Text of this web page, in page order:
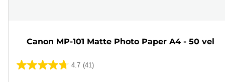
Canon MP-101 Matte Photo Paper A4 - 50 vel
4.7 (41)
4.7